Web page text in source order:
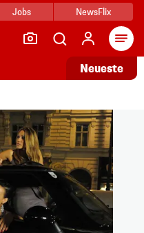
Jobs NewsFlix
Neueste